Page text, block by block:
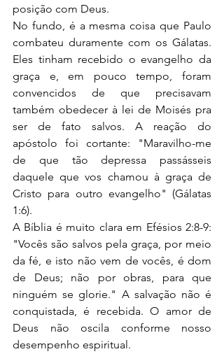
posição com Deus.
No fundo, é a mesma coisa que Paulo
combateu duramente com os Gálatas.
Eles tinham recebido o evangelho da
graça e, em pouco tempo, foram
convencidos de que precisavam
também obedecer à lei de Moisés pra
ser de fato salvos. A reação do
apóstolo foi cortante: "Maravilho-me
de que tão depressa passásseis
daquele que vos chamou à graça de
Cristo para outro evangelho" (Gálatas
1:6).
A Bíblia é muito clara em Efésios 2:8-9:
"Vocês são salvos pela graça, por meio
da fé, e isto não vem de vocês, é dom
de Deus; não por obras, para que
ninguém se glorie." A salvação não é
conquistada, é recebida. O amor de
Deus não oscila conforme nosso
desempenho espiritual.